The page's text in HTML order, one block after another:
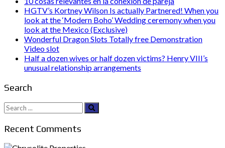
HGTV’s Kortney Wilson Is actually Partnered! When you
look at the ‘Modern Boho’ Wedding ceremony when you
look at the Mexico (Exclusive)
Wonderful Dragon Slots Totally free Demonstration
Video slot
Half a dozen wives or half dozen victims? Henry VIII’s
unusual relationship arrangements
Search
Search
for:
Recent Comments